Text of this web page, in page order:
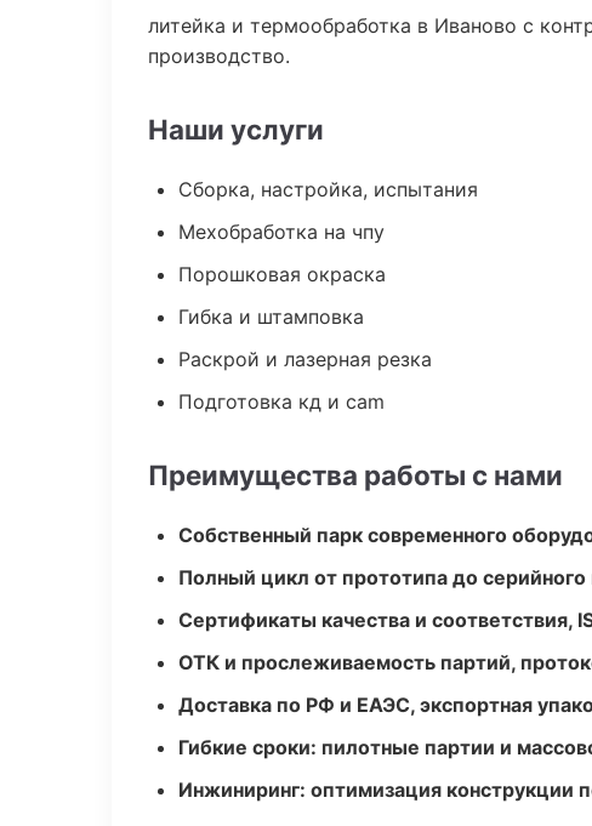
литейка и термообработка в Иваново с
производство.
Наши услуги
Сборка, настройка, испытания
Мехобработка на чпу
Порошковая окраска
Гибка и штамповка
Раскрой и лазерная резка
Подготовка кд и cam
Преимущества работы с нами
Собственный парк современного
Полный цикл от прототипа до серийного
Сертификаты качества и соответствия,
ОТК и прослеживаемость партий,
Доставка по РФ и ЕАЭС, экспортная
Гибкие сроки: пилотные партии и
Инжиниринг: оптимизация конструкции